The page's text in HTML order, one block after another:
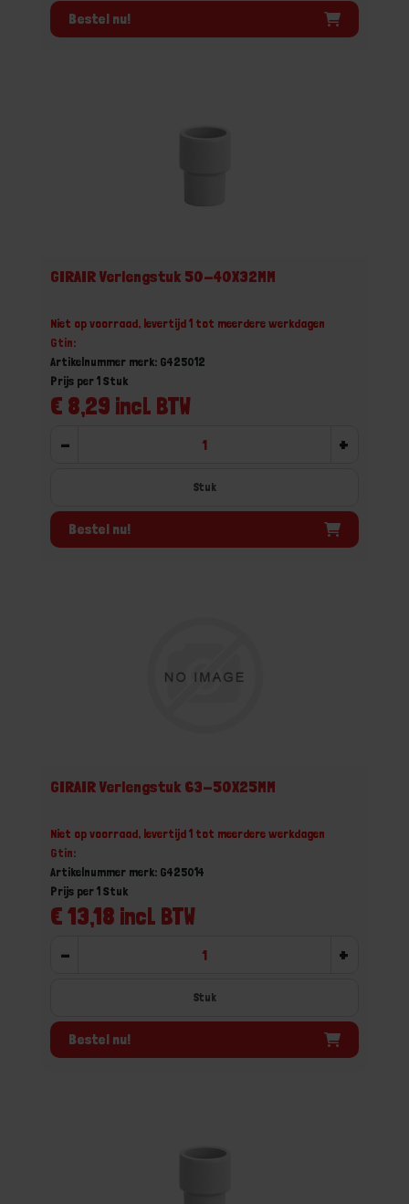
Bestel nu!
GIRAIR Verlengstuk 50-40X32MM
Niet op voorraad, levertijd 1 tot meerdere werkdagen
Gtin:
Artikelnummer merk: G425012
€ 8,29 incl. BTW
Prijs per 1 Stuk
- +
Stuk
Bestel nu!
GIRAIR Verlengstuk 63-50X25MM
Niet op voorraad, levertijd 1 tot meerdere werkdagen
Gtin:
Artikelnummer merk: G425014
€ 13,18 incl. BTW
Prijs per 1 Stuk
- +
Stuk
Bestel nu!